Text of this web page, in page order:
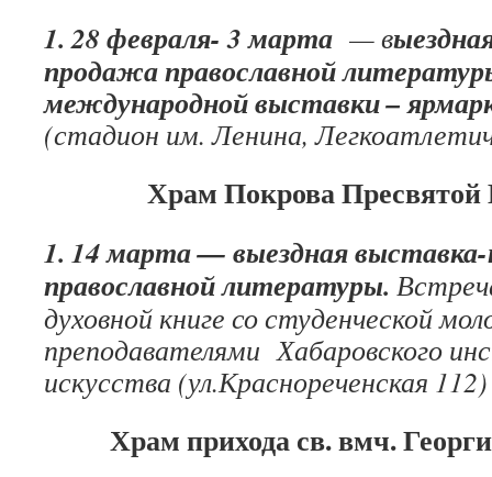
1. 28 февраля- 3 марта — в
продажа православной
международной выставки –
(стадион им. Ленина,
Храм Покрова Пресвятой
1. 14 марта — выездная
православной литературы.
духовной книге со студенческой
преподавателями Хабаровского
искусства (ул.Краснореченская 112)
Храм прихода св. вмч.